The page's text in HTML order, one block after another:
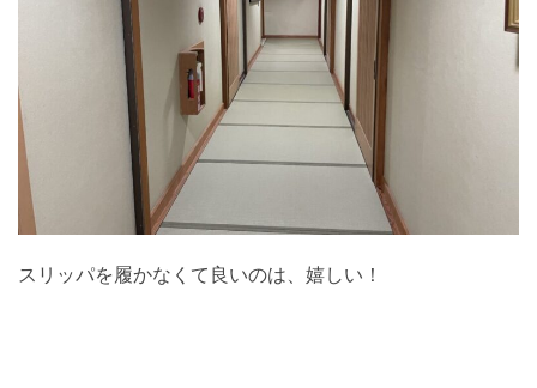
スリッパを履かなくて良いのは、嬉しい！